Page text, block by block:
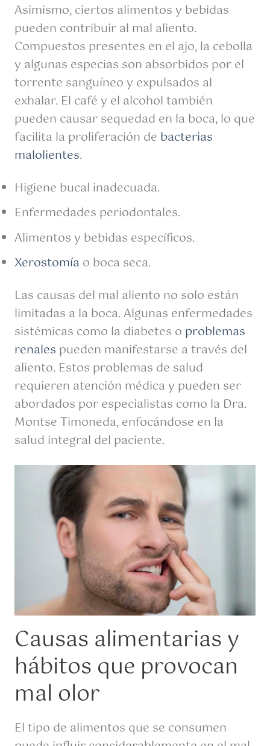
Asimismo, ciertos alimentos y bebidas
pueden contribuir al mal aliento.
Compuestos presentes en el ajo, la cebolla
y algunas especias son absorbidos por el
torrente sanguíneo y expulsados al
exhalar. El café y el alcohol también
pueden causar sequedad en la boca, lo que
facilita la proliferación de bacterias
malolientes.
Higiene bucal inadecuada.
Enfermedades periodontales.
Alimentos y bebidas específicos.
Xerostomía o boca seca.
Las causas del mal aliento no solo están
limitadas a la boca. Algunas enfermedades
sistémicas como la diabetes o problemas
renales pueden manifestarse a través del
aliento. Estos problemas de salud
requieren atención médica y pueden ser
abordados por especialistas como la Dra.
Montse Timoneda, enfocándose en la
salud integral del paciente.
Causas alimentarias y
hábitos que provocan
mal olor
El tipo de alimentos que se consumen